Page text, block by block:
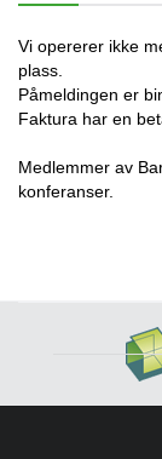
Vi opererer ikke
plass.
Påmeldingen er
Faktura har en
Medlemmer av
konferanser.